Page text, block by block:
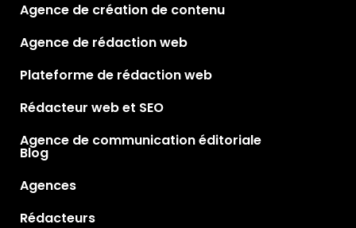
Agence de création de contenu
Agence de rédaction web
Plateforme de rédaction web
Rédacteur web et SEO
Agence de communication éditoriale
Blog
Agences
Rédacteurs